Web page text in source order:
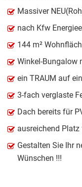
Massiver
nach Kfw
144 m²
Winkel-Bungalow
ein TRAUM auf
3-fach verglaste
Dach bereits für
ausreichend Platz
Gestalten Sie Ihr
Wünschen !!!